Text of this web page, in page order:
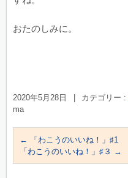
おたのしみに。
2020年5月28日 カテゴリー :
ma
←
「わこうのいいね！」♯1
「わこうのいいね！」♯３ →